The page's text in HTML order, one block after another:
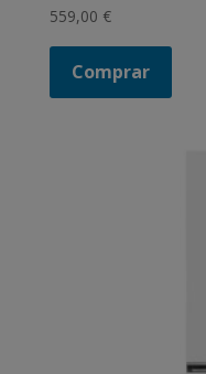
559,00 €
Comprar